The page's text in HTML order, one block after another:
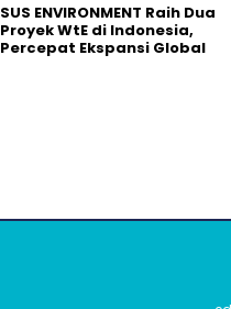
SUS ENVIRONMENT Raih Dua
Proyek WtE di Indonesia,
Percepat Ekspansi Global